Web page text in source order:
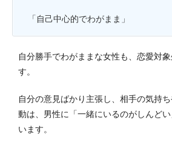
「自己中心的でわがまま」
自分勝手でわがままな女性も、恋愛対
す。
自分の意見ばかり主張し、相手の気持
動は、男性に「一緒にいるのがしんど
います。